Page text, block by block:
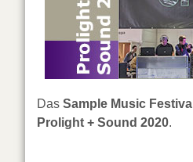
Das Sample Music Festival
Prolight + Sound 2020.